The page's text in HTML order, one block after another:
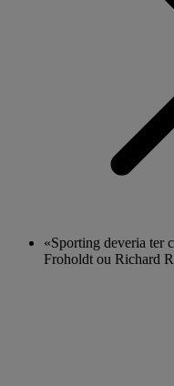
«Sporting deveria ter
Froholdt ou Richard